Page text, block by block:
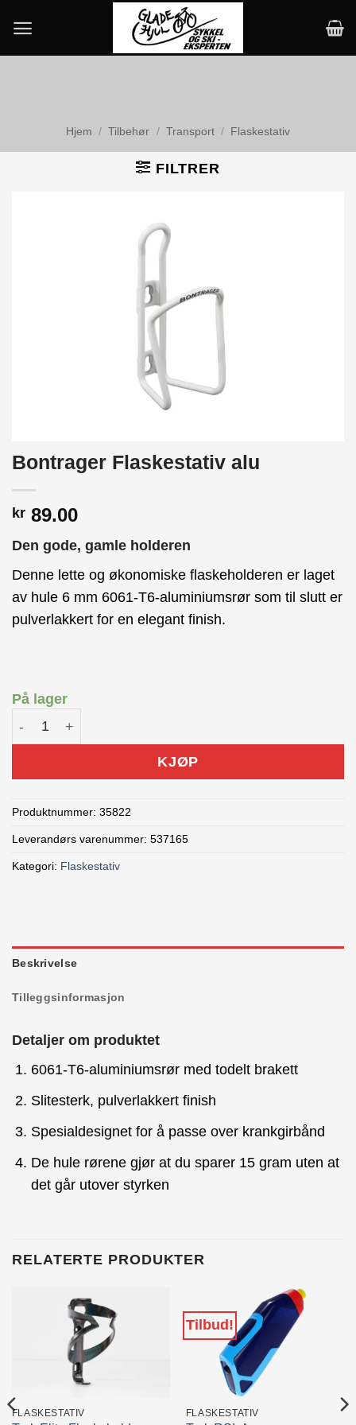
content
Hjem / Tilbehør / Transport / Flaskestativ
FILTRER
Bontrager Flaskestativ alu
kr 89.00
Den gode, gamle holderen
Denne lette og økonomiske flaskeholderen er laget
av hule 6 mm 6061-T6-aluminiumsrør som til slutt er
pulverlakkert for en elegant finish.
På lager
Bontrager Flaskestativ alu antall
KJØP
Produktnummer: 35822
Leverandørs varenummer: 537165
Kategori: Flaskestativ
Beskrivelse
Tilleggsinformasjon
Detaljer om produktet
6061-T6-aluminiumsrør med todelt brakett
Slitesterk, pulverlakkert finish
Spesialdesignet for å passe over krankgirbånd
De hule rørene gjør at du sparer 15 gram uten at
det går utover styrken
RELATERTE PRODUKTER
FLASKESTATIV
Tilbud!
FLASKESTATIV